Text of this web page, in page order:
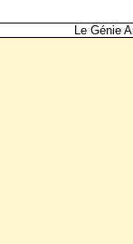
Le Génie